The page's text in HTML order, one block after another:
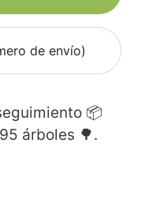
de envío)
📦
árboles 🌳.